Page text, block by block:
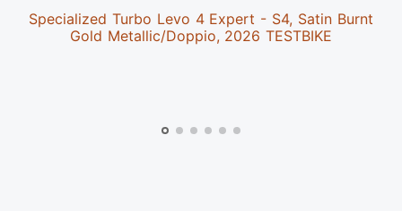
Specialized Turbo Levo 4 Expert - S4, Satin Burnt
Gold Metallic/Doppio, 2026 TESTBIKE